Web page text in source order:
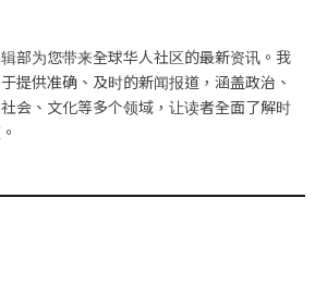
部为您带来全球华人社区的最新资讯。我
提供准确、及时的新闻报道，涵盖政治、
会、文化等多个领域，让读者全面了解时